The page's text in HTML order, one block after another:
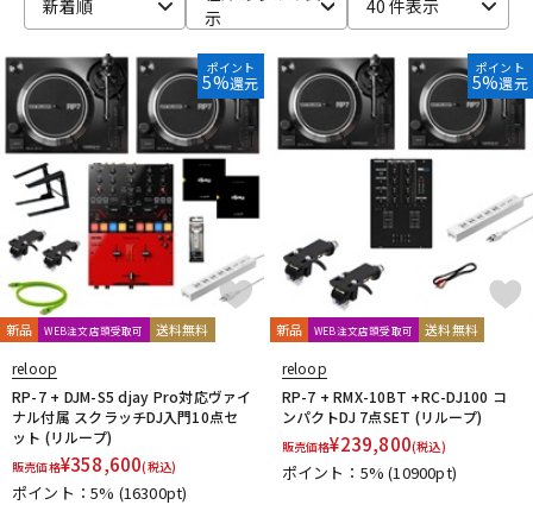
ベース ウクレレ
ドラム パーカッション
キーボード 電子ピアノ
管楽器 その他楽器
DJ機器 DTM
新着順
示
40 件表示
ポイント
5%還元
新品 WEB注文店頭受取可 送料無料
reloop
RP-7 + DJM-S5 djay Pro対応ヴァイ
ナル付属 スクラッチDJ入門10点セ
ット (リループ)
販売価格¥358,600(税込)
ポイント：5% (16300pt)
ポイント
5%還元
新品 WEB注文店頭受取可 送料無料
reloop
RP-7 + RMX-10BT +RC-DJ100 コ
ンパクトDJ 7点SET (リループ)
販売価格¥239,800(税込)
ポイント：5%(10900pt)